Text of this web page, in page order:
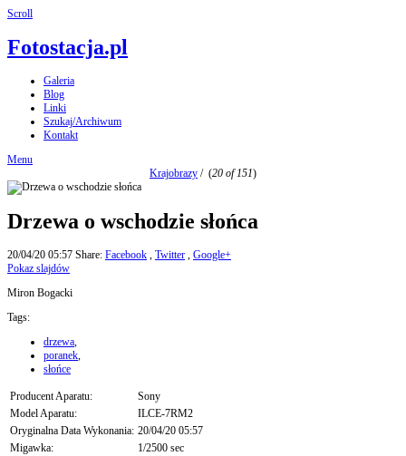
Scroll
Fotostacja.pl
Galeria
Blog
Linki
Szukaj/Archiwum
Kontakt
Menu
Krajobrazy / (20 of 151)
Drzewa o wschodzie słońca
20/04/20 05:57 Share: Facebook , Twitter , Google+
Pokaz slajdów
Miron Bogacki
Tags:
drzewa,
poranek,
słońce
Producent Aparatu:
Sony
Model Aparatu:
ILCE-7RM2
Oryginalna Data Wykonania: 20/04/20 05:57
Migawka:
1/2500 sec